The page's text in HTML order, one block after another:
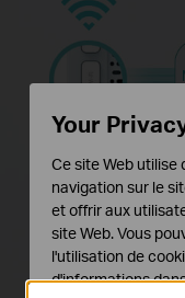
TL-WPA7517
Your
Ce site Web utilise
navigation sur le
et offrir aux
site Web. Vous
l'utilisation de
d'informations